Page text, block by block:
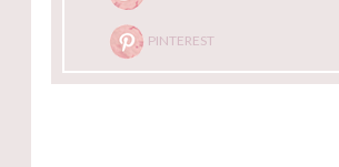
PINTEREST